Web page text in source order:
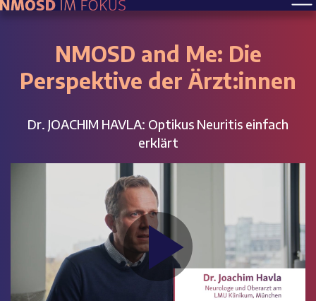
NMOSD and Me: Die
Perspektive der Ärzt:innen
Dr. JOACHIM HAVLA: Optikus Neuritis einfach
erklärt
Play